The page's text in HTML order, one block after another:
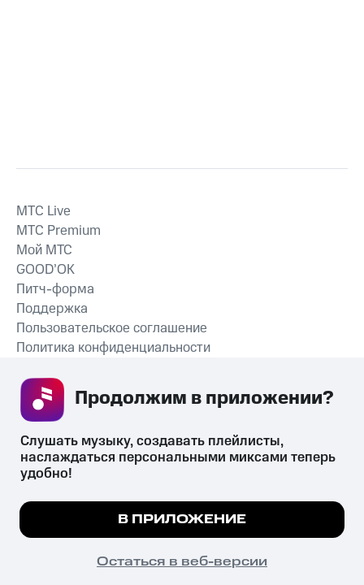
СКАЧАТЬ ПРИЛОЖЕНИЕ
MTС Live
MTС Premium
Мой МТС
GOOD’OK
Питч-форма
Поддержка
Пользовательское соглашение
Политика конфиденциальности
психотропных веществ, их аналогов причиняет вред здоровью,
их незаконный оборот запрещён и влечёт установленную
законодательством ответственность.
© 2026 ООО «КИОН».
Все права защищены
Мы используем куки, чтобы на сайте все
Подробнее
ПОНЯТНО
Слушать музыку, создавать плейлисты,
наслаждаться персональными миксами теперь
удобно!
В ПРИЛОЖЕНИЕ
Остаться в веб-версии